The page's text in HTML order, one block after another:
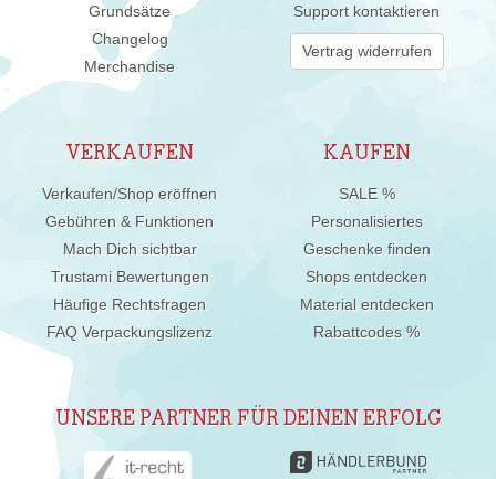
Grundsätze
Changelog
Merchandise
Support kontaktieren
Vertrag widerrufen
VERKAUFEN
Verkaufen/Shop eröffnen
Gebühren & Funktionen
Mach Dich sichtbar
Trustami Bewertungen
Häufige Rechtsfragen
FAQ Verpackungslizenz
KAUFEN
SALE %
Personalisiertes
Geschenke finden
Shops entdecken
Material entdecken
Rabattcodes %
UNSERE PARTNER FÜR DEINEN ERFOLG